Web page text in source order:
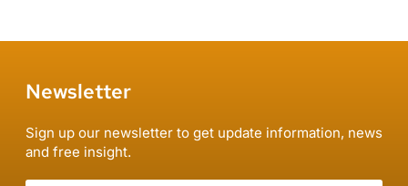
Newsletter
Sign up our newsletter to get update information, news
and free insight.